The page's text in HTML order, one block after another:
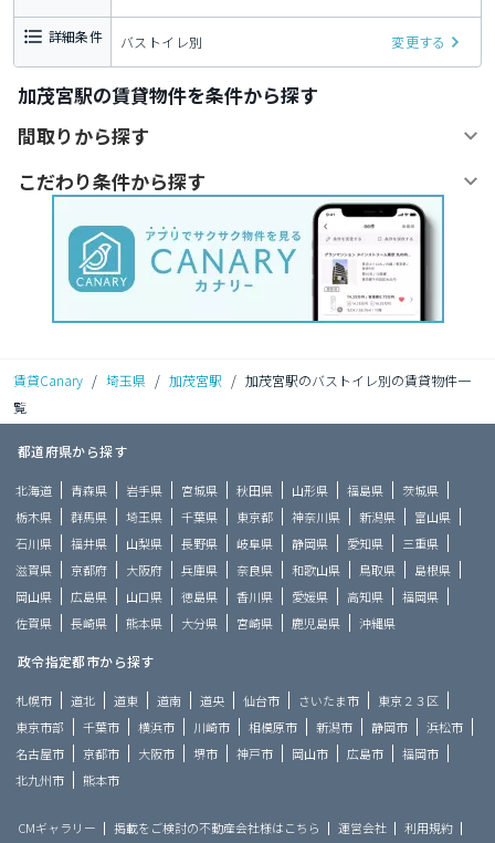
詳細条件 バストイレ別 変更する
加茂宮駅の賃貸物件を条件から探す
間取りから探す
こだわり条件から探す
賃貸Canary / 埼玉県 / 加茂宮駅 / 加茂宮駅のバストイレ別の賃貸物件一
覧
都道府県から探す
北海道 青森県 岩手県 宮城県 秋田県 山形県 福島県
茨城県
栃木県
群馬県 埼玉県 千葉県 東京都 神奈川県 新潟県
富山県
石川県
福井県 山梨県 長野県 岐阜県 静岡県 愛知県
三重県
滋賀県
京都府 大阪府 兵庫県 奈良県 和歌山県 鳥取県
島根県
岡山県
広島県 山口県 徳島県 香川県 愛媛県 高知県
福岡県
佐賀県
長崎県 熊本県 大分県 宮崎県 鹿児島県 沖縄県
政令指定都市から探す
札幌市 道北 道東 道南 道央 仙台市 さいたま市
東京２３区
東京市部
千葉市 横浜市 川崎市 相模原市 新潟市 静岡市
浜松市
名古屋市
京都市 大阪市 堺市 神戸市 岡山市 広島市
福岡市
北九州市
熊本市
CMギャラリー 掲載をご検討の不動産会社様はこちら 運営会社
利用規約